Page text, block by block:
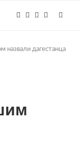
назвали дагестанца